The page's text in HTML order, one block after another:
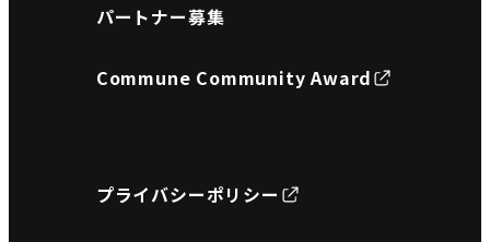
パートナー募集
Commune Community Award
プライバシーポリシー